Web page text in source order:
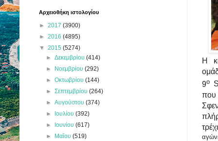
Η
9ο
που
Αρχειοθήκη ιστολογίου
► 2017 (3900)
► 2016 (4895)
▼ 2015 (5274)
►Δεκεμβρίου(414)
► Νοεμβρίου(292)
►Οκτωβρίου(144)
►Σεπτεμβρίου(264)
►Αυγούστου(374)
► Ιουλίου(392)
► Ιουνίου(617)
► Μαΐου(519)